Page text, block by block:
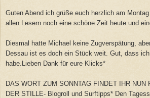
Guten Abend ich grüße euch herzlich am
allen Lesern noch eine schöne Zeit heute und
Diesmal hatte Michael keine Zugverspätung,
Dessau ist es doch ein Stück weit. Gut, dass
habe.Lieben Dank für eure Klicks*
DAS WORT ZUM SONNTAG FINDET IHR NUN
DER STILLE- Blogroll und Surftipps* Den